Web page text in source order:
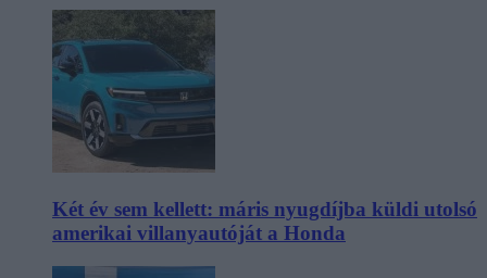
Két év sem kellett: máris nyugdíjba küldi utolsó
amerikai villanyautóját a Honda